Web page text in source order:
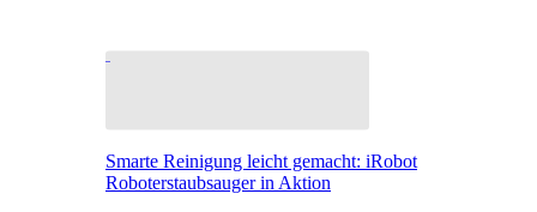
Smarte Reinigung leicht gemacht: iRobot
Roboterstaubsauger in Aktion